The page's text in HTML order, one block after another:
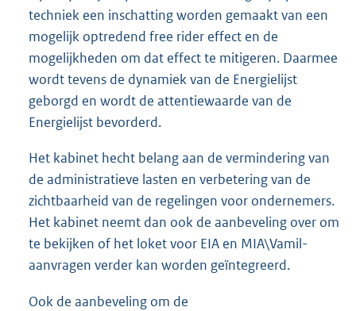
techniek een inschatting worden gemaakt van een
mogelijk optredend free rider effect en de
mogelijkheden om dat effect te mitigeren. Daarmee
wordt tevens de dynamiek van de Energielijst
geborgd en wordt de attentiewaarde van de
Energielijst bevorderd.
Het kabinet hecht belang aan de vermindering van
de administratieve lasten en verbetering van de
zichtbaarheid van de regelingen voor ondernemers.
Het kabinet neemt dan ook de aanbeveling over om
te bekijken of het loket voor EIA en MIA\Vamil-
aanvragen verder kan worden geïntegreerd.
Ook de aanbeveling om de